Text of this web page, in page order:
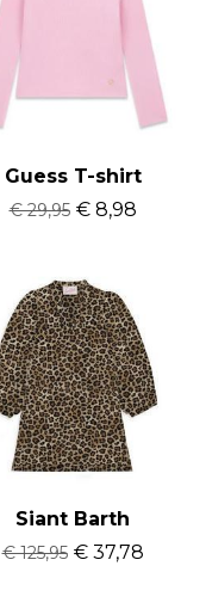
Guess T-shirt
€ 29,95 € 8,98
Siant Barth
€ 125,95 € 37,78